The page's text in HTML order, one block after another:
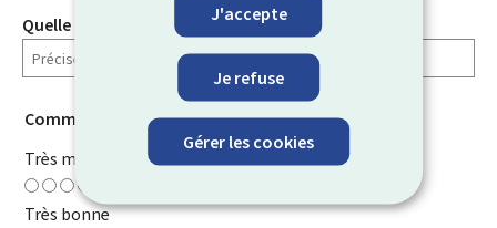
J'accepte
Je refuse
Gérer les cookies
Quelle information cherchiez-vous ?
Comment évaluez-vous cette page ? *
Très mauvaise
Très bonne